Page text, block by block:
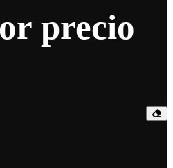
precio